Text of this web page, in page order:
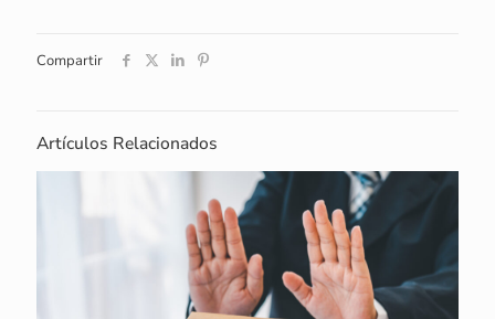
Compartir
Artículos Relacionados